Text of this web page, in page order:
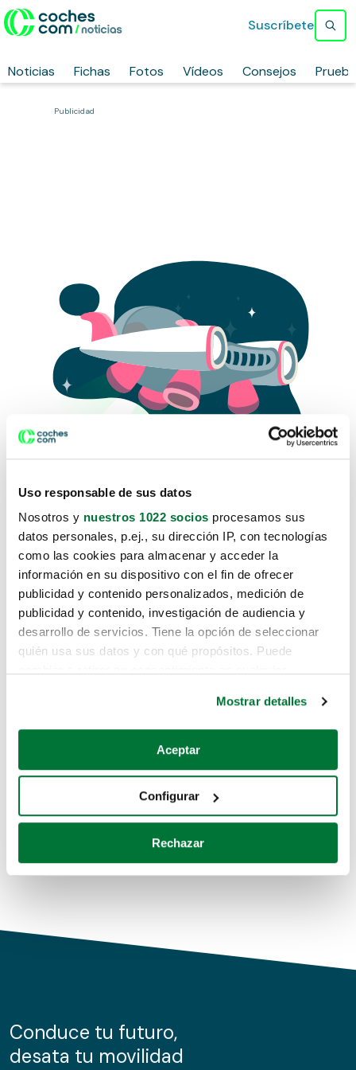
Uso responsable de sus datos
Nosotros y nuestros 1022 socios procesamos sus
datos personales, p.ej., su dirección IP, con tecnologías
como las cookies para almacenar y acceder la
información en su dispositivo con el fin de ofrecer
publicidad y contenido personalizados, medición de
publicidad y contenido, investigación de audiencia y
desarrollo de servicios. Tiene la opción de seleccionar
quién usa sus datos y con qué propósitos. Puede
Si lo permite, también quisiéramos:
Recopilar información sobre su ubicación geográfica
Identificar su dispositivo analizándolo activamente
para buscar características específicas (huellas
Obtenga más información sobre cómo se procesan sus
de cookies.
información sobre el uso que haga del sitio web con
nuestros partners de redes sociales, publicidad y análisis
Mostrar detalles
Aceptar
Configurar
Rechazar
Noticias Fichas Fotos Vídeos Consejos
Suscríbete
Publicidad
Lo sentimos, no sabemos como
te hemos traido hasta aquí.
Pero puedes encontrar el coche que estás
buscando en alguno de estos enlaces:
Coches de segunda mano
Coches de km0
Conduce tu futuro,
desata tu movilidad